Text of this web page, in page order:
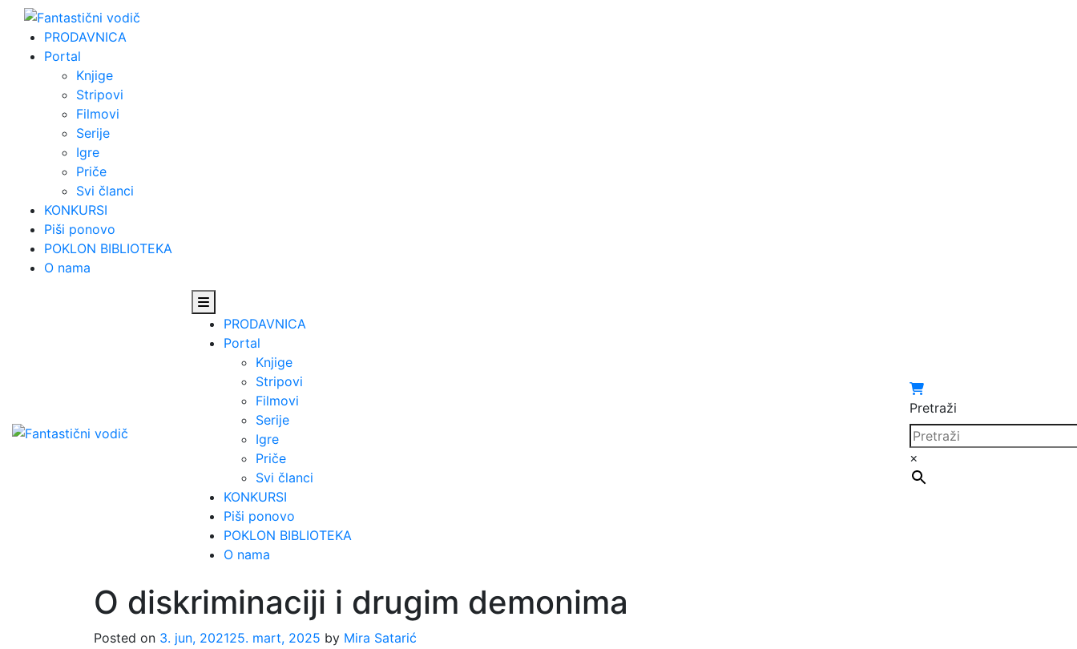
Skip
content
PRODAVNICA
Portal
Knjige
Stripovi
Filmovi
Serije
Igre
Priče
Svi članci
KONKURSI
Piši ponovo
POKLON BIBLIOTEKA
O nama
PRODAVNICA
Portal
Knjige
Stripovi
Filmovi
Serije
Igre
Priče
Svi članci
KONKURSI
Piši ponovo
POKLON BIBLIOTEKA
O nama
Pretraži
×
O diskriminaciji i drugim demonima
Posted on 3. jun, 202125. mart, 2025 by Mira Satarić